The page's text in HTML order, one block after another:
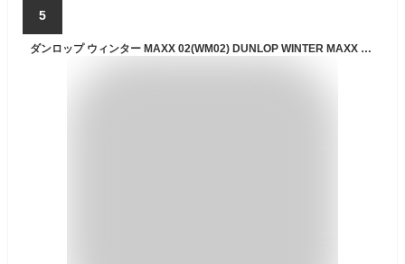
5
ダンロップ ウィンター MAXX 02(WM02) DUNLOP WINTER MAXX 02 165/65R14 79Q マルチスチール 〈キャップ無〉 5Jx14 +39 4/100 114.3 シルバー(銀色)系 YRV マックス ルーミー パルサー パッソ タンク リベルタビラ トッポ BJ ワイド アトレー エブリイ プラス ソシアル 4WD